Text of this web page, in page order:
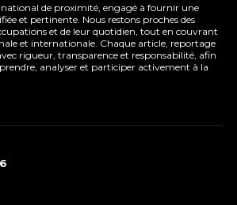
de proximité, engagé à fournir une
et pertinente. Nous restons proches des
et de leur quotidien, tout en couvrant
et internationale. Chaque article, reportage
rigueur, transparence et responsabilité, afin
analyser et participer activement à la